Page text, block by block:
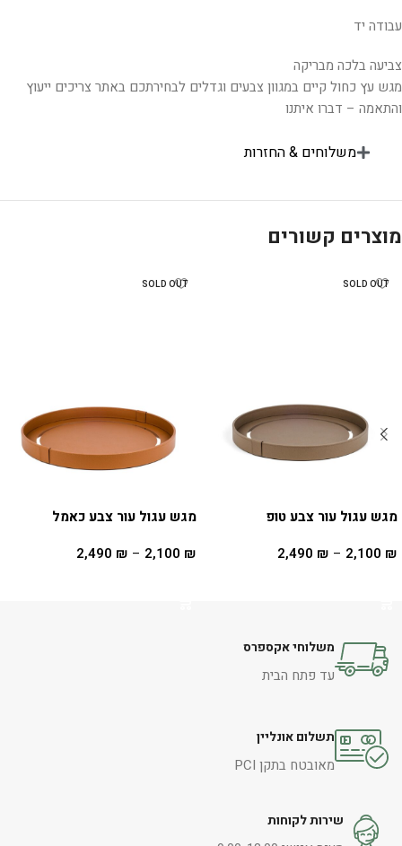
משלוחים & החזרות
עבודה יד
צביעה בלכה מבריקה
מגש עץ כחול קיים במגוון צבעים וגדלים לבחירתכם באתר צריכים ייעוץ
והתאמה – דברו איתנו
מוצרים קשורים
SOLD OUT
מגש עגול עור צבע טופ
2,100 ₪
–
2,490 ₪
SOLD OUT
מגש עגול עור צבע כאמל
2,100 ₪
–
2,490 ₪
משלוחי אקספרס
עד פתח הבית
תשלום אונליין
מאובטח בתקן PCI
שירות לקוחות